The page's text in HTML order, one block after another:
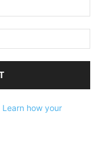
Learn how your